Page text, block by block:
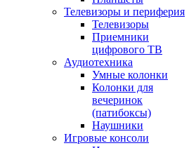
Телевизоры и периферия
Телевизоры
Приемники
цифрового ТВ
Аудиотехника
Умные колонки
Колонки для
вечеринок
(патибоксы)
Наушники
Игровые консоли